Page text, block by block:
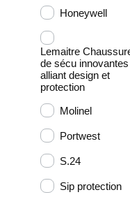
Honeywell
Lemaitre
de sécu innovantes
alliant design et
protection
Molinel
Portwest
S.24
Sip protection